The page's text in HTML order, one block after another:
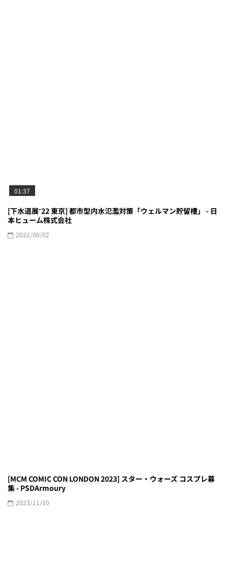
01:37
[下水道展ʼ22 東京] 都市型内水氾濫対策「ウェルマン貯留槽」 - 日
本ヒューム株式会社
2022/08/02
[MCM COMIC CON LONDON 2023] スター・ウォーズ コスプレ募
集 - PSDArmoury
2023/11/10